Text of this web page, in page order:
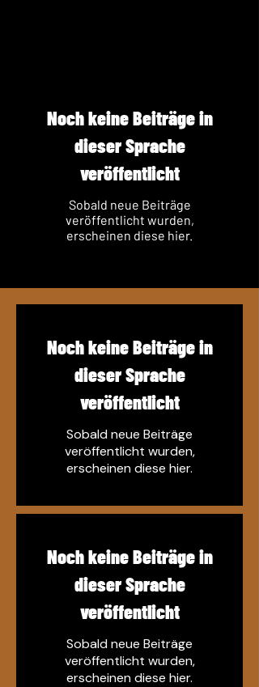
Noch keine Beiträge in
dieser Sprache
veröffentlicht
Sobald neue Beiträge
veröffentlicht wurden,
erscheinen diese hier.
Noch keine Beiträge in
dieser Sprache
veröffentlicht
Sobald neue Beiträge
veröffentlicht wurden,
erscheinen diese hier.
Noch keine Beiträge in
dieser Sprache
veröffentlicht
Sobald neue Beiträge
veröffentlicht wurden,
erscheinen diese hier.